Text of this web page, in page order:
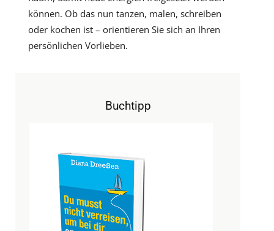
können. Ob das nun tanzen, malen, schreiben
oder kochen ist – orientieren Sie sich an Ihren
persönlichen Vorlieben.
Buchtipp